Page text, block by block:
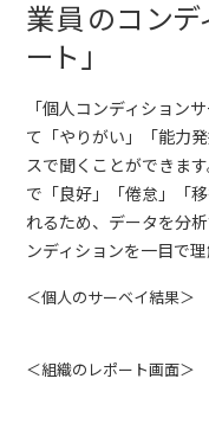
業員のコンデ
ート」
「個人コンディション
て「やりがい」「能力
スで聞くことができま
で「良好」「倦怠」「
れるため、データを分
ンディションを一目で理
＜個人のサーベイ結果＞
＜組織のレポート画面＞